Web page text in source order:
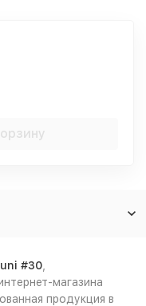
#30
магазина
продукция в